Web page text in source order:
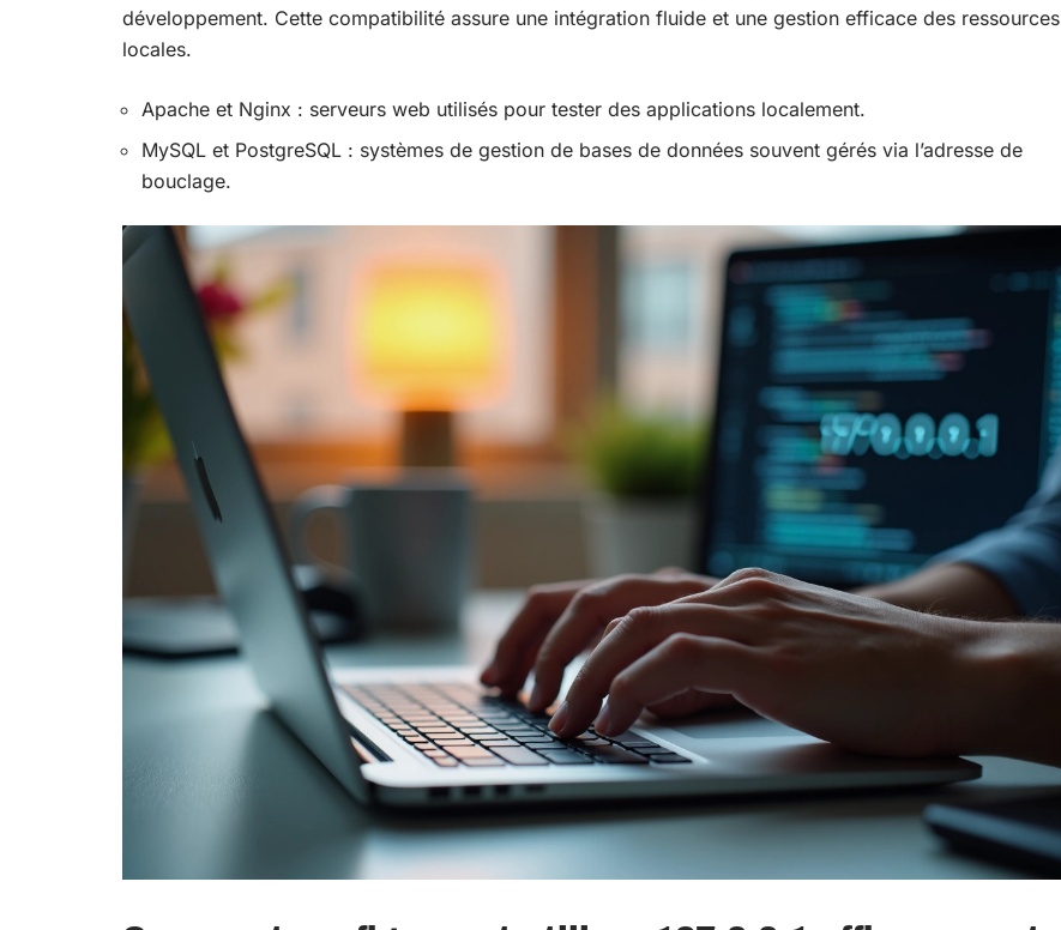
développement. Cette compatibilité assure une intégration fluide et une gestion efficace des ressources
locales.
Apache et Nginx : serveurs web utilisés pour tester des applications localement.
MySQL et PostgreSQL : systèmes de gestion de bases de données souvent gérés via l’adresse de
bouclage.